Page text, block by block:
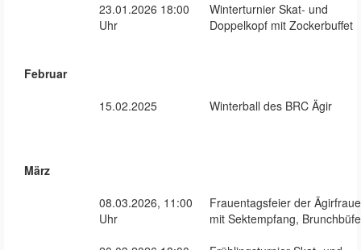
23.01.2026 18:00
Uhr
Winterturnier Skat- und
Doppelkopf mit Zockerbuffet
Februar
15.02.2025
Winterball des BRC Ägir
März
08.03.2026, 11:00
Uhr
Frauentagsfeier der
mit Sektempfang,